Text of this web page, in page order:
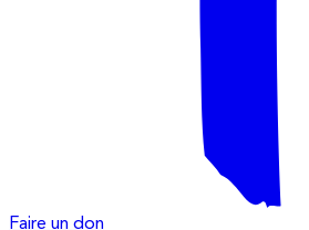
Faire un don